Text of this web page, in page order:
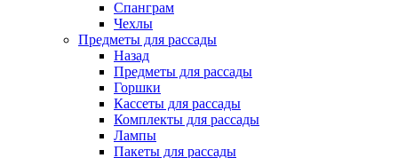
Спанграм
Чехлы
Предметы для рассады
Назад
Предметы для рассады
Горшки
Кассеты для рассады
Комплекты для рассады
Лампы
Пакеты для рассады